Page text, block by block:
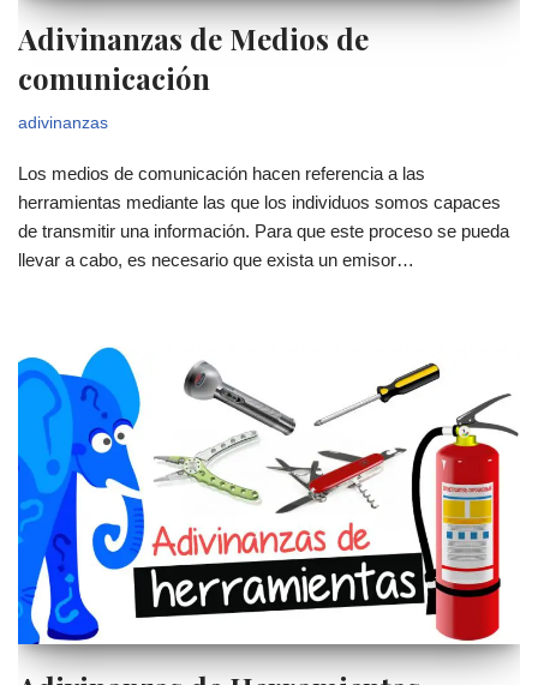
Adivinanzas de Medios de
comunicación
adivinanzas
Los medios de comunicación hacen referencia a las
herramientas mediante las que los individuos somos capaces
de transmitir una información. Para que este proceso se pueda
llevar a cabo, es necesario que exista un emisor…